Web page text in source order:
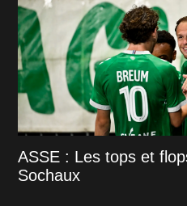
ASSE : Les tops et
Sochaux